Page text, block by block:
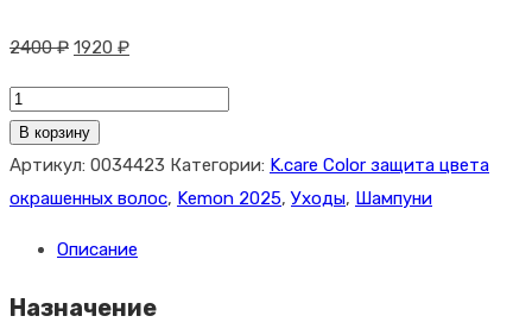
2400₽ Первоначальная
составляла
2400 ₽.
1920 ₽Текущая
1920 ₽.
Количество
товара
Kemon
Шампунь
сияния
холодного
В корзину
Артикул: 0034423 Категории: K.care Color защита цвета
окрашенных волос, Kemon 2025,Уходы, Шампуни
Описание
Назначение